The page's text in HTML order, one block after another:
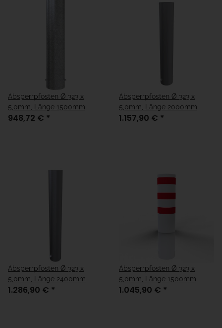
Absperrpfosten Ø 323 x
5,0mm, Länge 1500mm
948,72 € *
Absperrpfosten Ø 323 x
5,0mm, Länge 2000mm
1.157,90 € *
Absperrpfosten Ø 323 x
5,0mm, Länge 2400mm
1.286,90 € *
Absperrpfosten Ø 323 x
5,0mm, Länge 1500mm
1.045,90 € *